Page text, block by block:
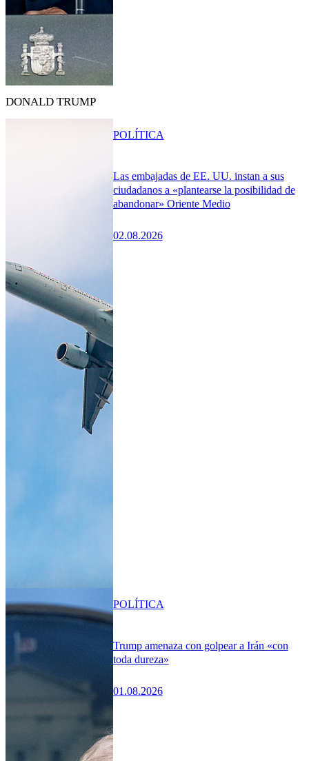
DONALD TRUMP
Las embajadas de EE. UU. instan a sus
ciudadanos a «plantearse la posibilidad de
abandonar» Oriente Medio
02.08.2026
POLÍTICA
Trump amenaza con golpear a Irán «con
toda dureza»
01.08.2026
POLÍTICA